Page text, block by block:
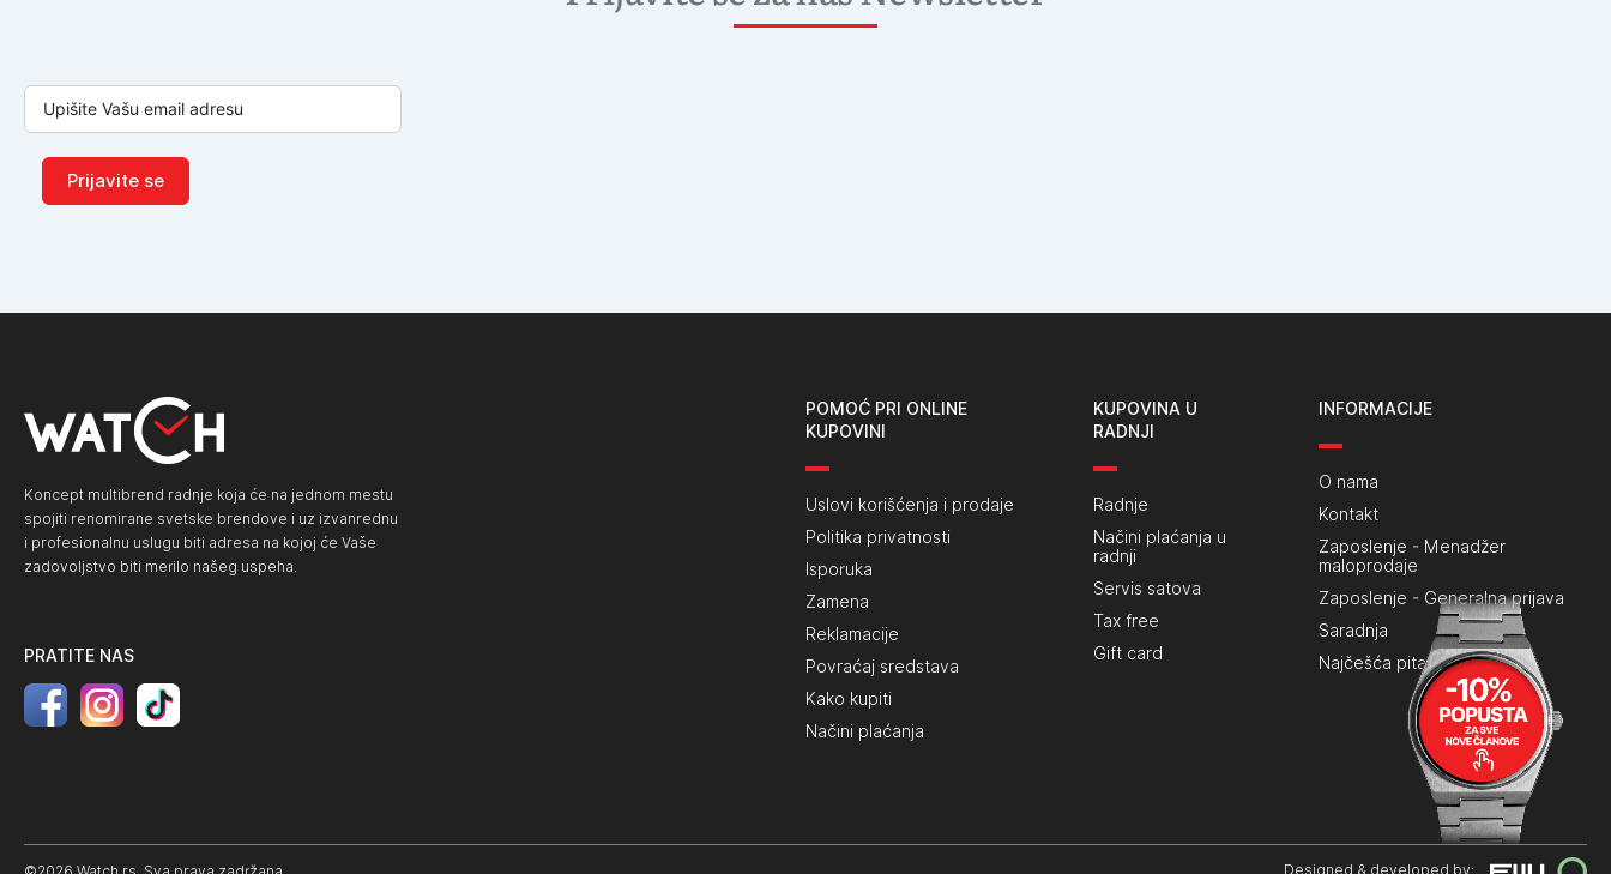
Prijavite se
Koncept multibrend radnje koja će na jednom mestu
spojiti renomirane svetske brendove i uz izvanrednu
i profesionalnu uslugu biti adresa na kojoj će Vaše
zadovoljstvo biti merilo našeg uspeha.
PRATITE NAS
POMOĆ PRI ONLINE
KUPOVINI
Uslovi korišćenja i prodaje
Politika privatnosti
Isporuka
Zamena
Reklamacije
Povraćaj sredstava
Kako kupiti
Načini plaćanja
KUPOVINA U
RADNJI
Radnje
Načini plaćanja u
radnji
Servis satova
Tax free
Gift card
INFORMACIJE
O nama
Kontakt
Zaposlenje - Menadžer
maloprodaje
Zaposlenje - Generalna prijava
Saradnja
Najčešća pitanja
Designed & developed by: